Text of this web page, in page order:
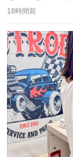
返
信
リ
ポ
ト
数
い
数
18時間前